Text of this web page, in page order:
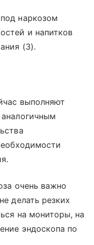
наркозом
и напитков
(3).
выполняют
очень важно
делать резких
на мониторы, на
эндоскопа по